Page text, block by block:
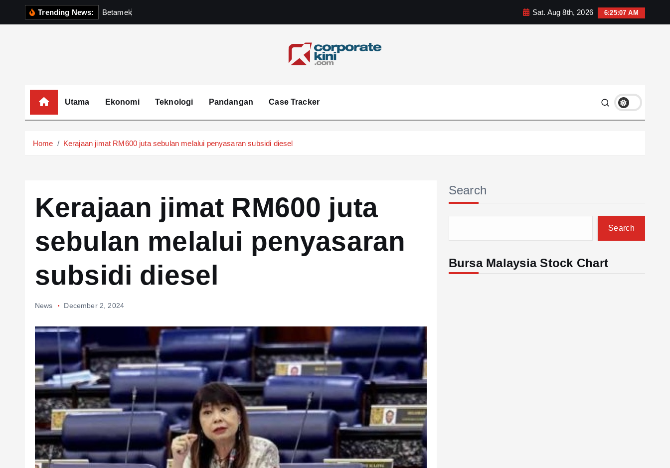
Trending News: Betamek Sat. Aug 8th, 2026 6:25:09 AM
Utama Ekonomi Teknologi Pandangan Case Tracker
Home Kerajaan jimat RM600 juta sebulan melalui penyasaran subsidi diesel
Kerajaan jimat RM600 juta
sebulan melalui penyasaran
subsidi diesel
News December 2, 2024
Search
Search
Bursa Malaysia Stock Chart